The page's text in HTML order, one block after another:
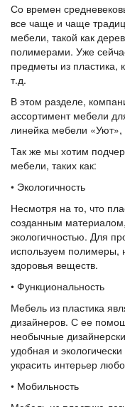
Со времен
все чаще и чаще
мебели, такой как
полимерами. Уже
предметы из пластика,
т.д.
В этом разделе,
ассортимент мебели
линейка мебели
Так же мы хотим
мебели, таких как:
• Экологичность
Несмотря на то, что
созданным
экологичностью. Для
используем полимеры,
здоровья веществ.
• Функциональность
Мебель из пластика
дизайнеров. С ее
необычные
удобная и
украсить интерьер
• Мобильность